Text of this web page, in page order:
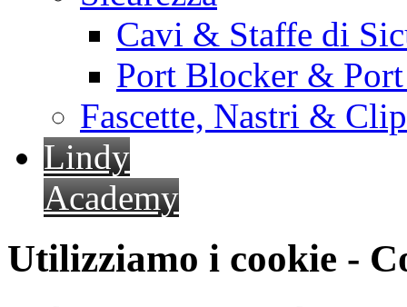
Cavi & Staffe di
Port Blocker &
Fascette, Nastri &
Lindy
Academy
Utilizziamo i cookie -